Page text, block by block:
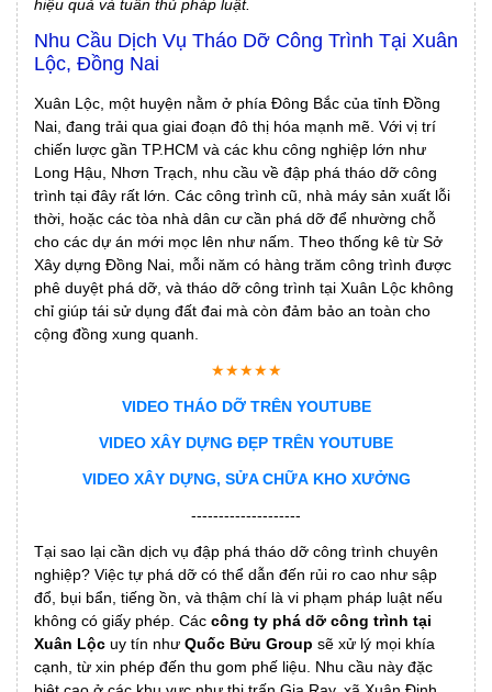
hiệu quả và tuân thủ pháp luật.
Nhu Cầu Dịch Vụ Tháo Dỡ Công Trình Tại Xuân
Lộc, Đồng Nai
Xuân Lộc, một huyện nằm ở phía Đông Bắc của tỉnh Đồng
Nai, đang trải qua giai đoạn đô thị hóa mạnh mẽ. Với vị trí
chiến lược gần TP.HCM và các khu công nghiệp lớn như
Long Hậu, Nhơn Trạch, nhu cầu về đập phá tháo dỡ công
trình tại đây rất lớn. Các công trình cũ, nhà máy sản xuất lỗi
thời, hoặc các tòa nhà dân cư cần phá dỡ để nhường chỗ
cho các dự án mới mọc lên như nấm. Theo thống kê từ Sở
Xây dựng Đồng Nai, mỗi năm có hàng trăm công trình được
phê duyệt phá dỡ, và tháo dỡ công trình tại Xuân Lộc không
chỉ giúp tái sử dụng đất đai mà còn đảm bảo an toàn cho
cộng đồng xung quanh.
★★★★★
VIDEO THÁO DỠ TRÊN YOUTUBE
VIDEO XÂY DỰNG ĐẸP TRÊN YOUTUBE
VIDEO XÂY DỰNG, SỬA CHỮA KHO XƯỞNG
--------------------
Tại sao lại cần dịch vụ đập phá tháo dỡ công trình chuyên
nghiệp? Việc tự phá dỡ có thể dẫn đến rủi ro cao như sập
đổ, bụi bẩn, tiếng ồn, và thậm chí là vi phạm pháp luật nếu
không có giấy phép. Các công ty phá dỡ công trình tại
Xuân Lộc uy tín như Quốc Bửu Group sẽ xử lý mọi khía
cạnh, từ xin phép đến thu gom phế liệu. Nhu cầu này đặc